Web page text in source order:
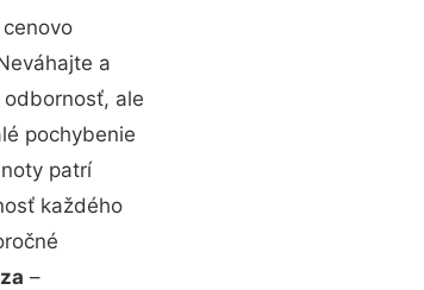
a
ale
pochybenie
patrí
každého
–